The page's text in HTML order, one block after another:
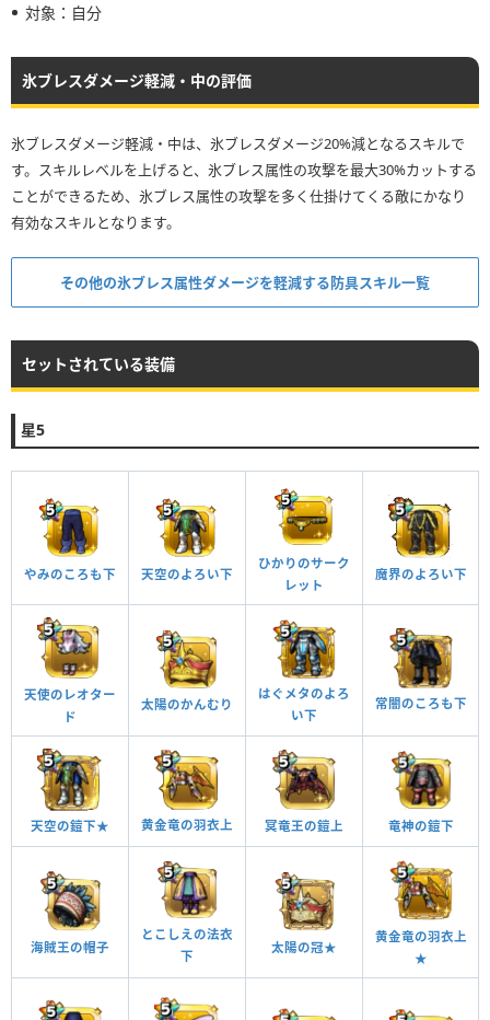
対象：自分
氷ブレスダメージ軽減・中の評価
氷ブレスダメージ軽減・中は、氷ブレスダメージ20%減となるスキルで
す。スキルレベルを上げると、氷ブレス属性の攻撃を最大30%カットする
ことができるため、氷ブレス属性の攻撃を多く仕掛けてくる敵にかなり
有効なスキルとなります。
その他の氷ブレス属性ダメージを軽減する防具スキル一覧
セットされている装備
星5
やみのころも下 天空のよろい下
ひかりのサーク
レット
魔界のよろい下
天使のレオター
ド
太陽のかんむり
はぐメタのよろ
い下
常闇のころも下
天空の鎧下★ 黄金竜の羽衣上 冥竜王の鎧上 竜神の鎧下
海賊王の帽子
とこしえの法衣
下
太陽の冠★
黄金竜の羽衣上
★